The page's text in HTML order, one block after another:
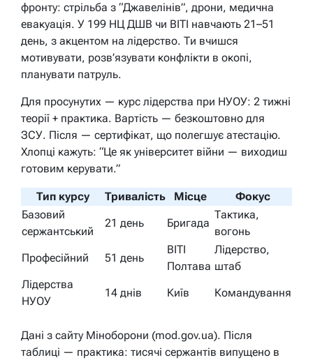
фронту: стрільба з “Джавелінів”, дрони, медична
евакуація. У 199 НЦ ДШВ чи ВІТІ навчають 21–51
день, з акцентом на лідерство. Ти вчишся
мотивувати, розв’язувати конфлікти в окопі,
планувати патруль.
Для просунутих — курс лідерства при НУОУ: 2 тижні
теорії + практика. Вартість — безкоштовно для
ЗСУ. Після — сертифікат, що полегшує атестацію.
Хлопці кажуть: “Це як університет війни — виходиш
готовим керувати.”
Тип курсу Тривалість Місце
Фокус
Базовий
сержантський
21 день Бригада
Тактика,
вогонь
Професійний
51 день
ВІТІ
Полтава
Лідерство,
штаб
Лідерства
НУОУ
14 днів Київ Командування
Дані з сайту Міноборони (mod.gov.ua). Після
таблиці — практика: тисячі сержантів випущено в